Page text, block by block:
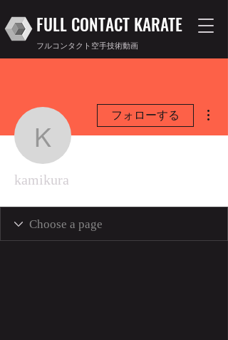
フルコンタクト空手技術動画
FULL CONTACT KARATE
kamikura
フォローする
kamikura